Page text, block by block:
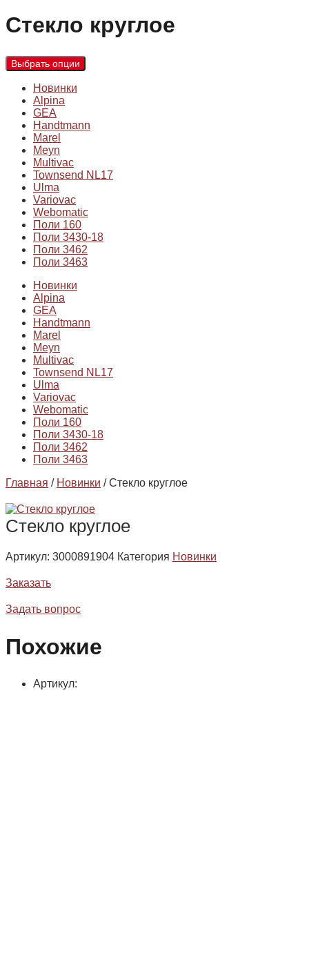
Стекло круглое
Выбрать опции
Новинки
Alpina
GEA
Handtmann
Marel
Meyn
Multivac
Townsend NL17
Ulma
Variovac
Webomatic
Поли 160
Поли 3430-18
Поли 3462
Поли 3463
Новинки
Alpina
GEA
Handtmann
Marel
Meyn
Multivac
Townsend NL17
Ulma
Variovac
Webomatic
Поли 160
Поли 3430-18
Поли 3462
Поли 3463
Главная / Новинки / Стекло круглое
Стекло круглое
Артикул: 3000891904 Категория Новинки
Заказать
Задать вопрос
Похожие
Артикул: